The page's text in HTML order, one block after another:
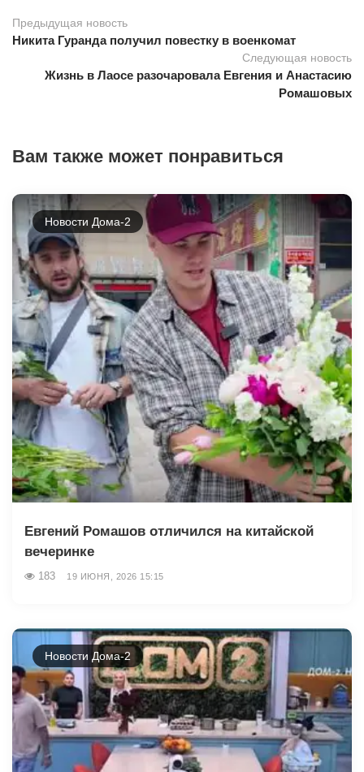
Предыдущая новость
Никита Гуранда получил повестку в военкомат
Следующая новость
Жизнь в Лаосе разочаровала Евгения и Анастасию
Ромашовых
Вам также может понравиться
Новости Дома-2
Евгений Ромашов отличился на китайской
вечеринке
183 19 ИЮНЯ, 2026 15:15
Новости Дома-2